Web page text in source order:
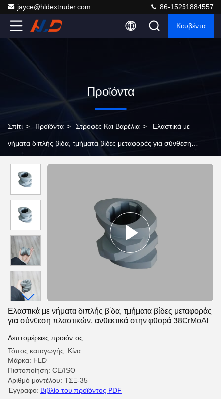
jayce@hldextruder.com 86-15251884557
Κουβέντα
Προϊόντα
Σπίτι > Προϊόντα > Στροφές Και Βαρέλια > Ελαστικά με
νήματα διπλής βίδα, τμήματα βίδες μεταφοράς για σύνθεση
Ελαστικά με νήματα διπλής βίδα, τμήματα βίδες μεταφοράς
για σύνθεση πλαστικών, ανθεκτικά στην φθορά 38CrMoAl
Λεπτομέρειες προιόντος
Τόπος καταγωγής: Κίνα
Μάρκα: HLD
Πιστοποίηση: CE/ISO
Αριθμό μοντέλου: ΤΣΕ-35
Έγγραφο: Βιβλίο του προϊόντος PDF